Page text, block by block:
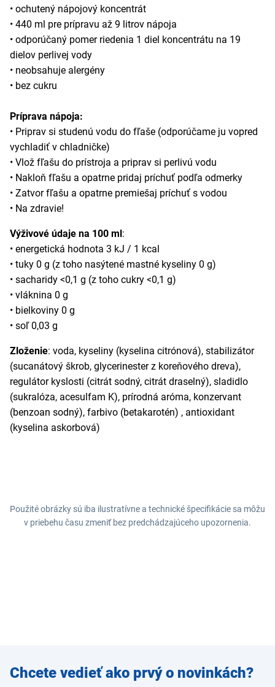
• ochutený nápojový koncentrát
• 440 ml pre prípravu až 9 litrov nápoja
• odporúčaný pomer riedenia 1 diel koncentrátu na 19
dielov perlivej vody
• neobsahuje alergény
• bez cukru
Príprava nápoja:
• Priprav si studenú vodu do fľaše (odporúčame ju vopred
vychladiť v chladničke)
• Vlož fľašu do prístroja a priprav si perlivú vodu
• Nakloň fľašu a opatrne pridaj príchuť podľa odmerky
• Zatvor fľašu a opatrne premiešaj príchuť s vodou
• Na zdravie!
Výživové údaje na 100 ml:
• energetická hodnota 3 kJ / 1 kcal
• tuky 0 g (z toho nasýtené mastné kyseliny 0 g)
• sacharidy <0,1 g (z toho cukry <0,1 g)
• vláknina 0 g
• bielkoviny 0 g
• soľ 0,03 g
Zloženie: voda, kyseliny (kyselina citrónová), stabilizátor
(sucanátový škrob, glycerinester z koreňového dreva),
regulátor kyslosti (citrát sodný, citrát draselný), sladidlo
(sukralóza, acesulfam K), prírodná aróma, konzervant
(benzoan sodný), farbivo (betakarotén) , antioxidant
(kyselina askorbová)
Použité obrázky sú iba ilustratívne a technické špecifikácie sa môžu
v priebehu času zmeniť bez predchádzajúceho upozornenia.
Zadajte
e-mail
Chcete vedieť ako prvý o novinkách?